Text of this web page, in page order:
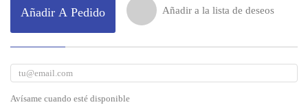
Añadir A Pedido Añadir a la lista de deseos
Avísame cuando esté disponible